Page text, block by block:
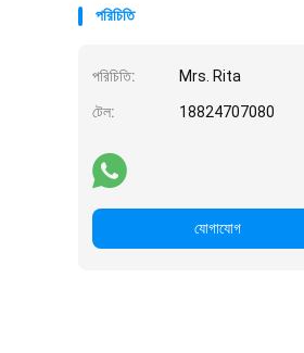
পরিচিতি
পরিচিতি: Mrs. Rita
টেল: 18824707080
যোগাযোগ